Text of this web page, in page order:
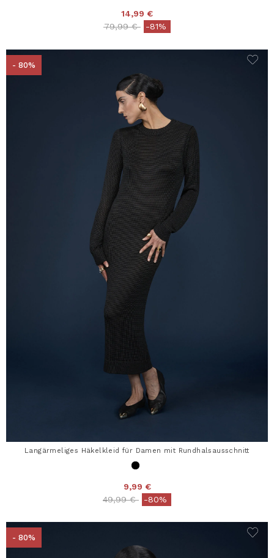
14,99 €
Price reduced from
79,99 €to-81%
- 80%
Langärmeliges Häkelkleid für Damen mit Rundhalsausschnitt
9,99 €
Price reduced from
49,99 €to-80%
- 80%